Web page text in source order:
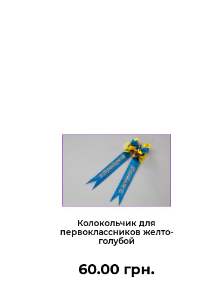
Колокольчик для
первоклассников желто-
голубой
60.00 грн.